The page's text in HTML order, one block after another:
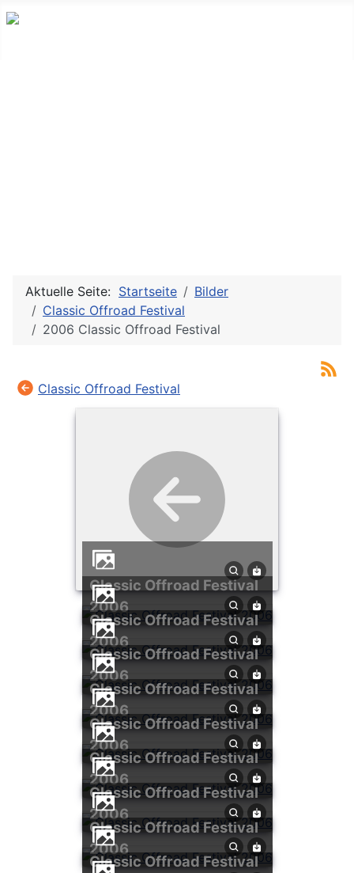
Aktuelle Seite: Startseite
Bilder
Classic Offroad Festival
2006 Classic Offroad Festival
Classic Offroad Festival
Classic Offroad Festival
2006
Classic Offroad Festival
2006
Classic Offroad Festival
2006
Classic Offroad Festival
2006
Classic Offroad Festival
2006
Classic Offroad Festival
2006
Classic Offroad Festival
2006
Classic Offroad Festival
2006
Classic Offroad Festival